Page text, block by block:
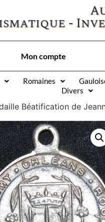
-
Mon compte
Romaines
Divers
Béatification de